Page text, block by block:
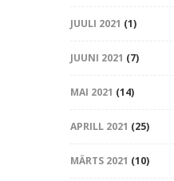
JUULI 2021 (1)
JUUNI 2021 (7)
MAI 2021 (14)
APRILL 2021 (25)
MÄRTS 2021 (10)